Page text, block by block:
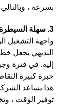
بسرعة ،
3. سهلة السيطرة
واجهة التشغيل
البديهي يجعل
إليه. في فترة
خبرة كبيرة
هذا يساعد
توفير الوقت ،